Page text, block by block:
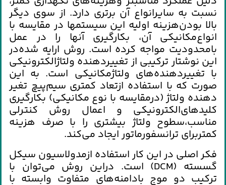
نسبت‌ به‌ سايرانواع‌ آن‌ برتري‌ دارد. از سوي‌ ديگر
بالا بودن‌هزينه‌ اوليه‌ اين‌ سيستمها در مقايسه‌ با
انواع‌مكانيكي‌ آن‌، بكارگيري‌ آنها را در عمل‌
بامحدوديت‌ مواجه‌ كرده‌ است‌. روش‌ ارايه‌ شده‌در
اين‌ نوشتار تركيبي‌ از تغييردهنده‌ ولتاژالكترونيكي‌
با تغييردهنده‌هاي‌ ولتاژمكانيكي‌ است‌. به‌ اين‌
صورت‌ كه‌ با استفاده‌ ازتعاد كمتري‌ سيم‌پيچ‌ تغير
دهنده‌ ولتاژ (درمقايسه‌ با نوع‌ مكانيكي‌) بكارگيري‌
كليدهاي‌الكترونيكي‌ و اعمال‌ روش‌ كنترلي‌
مناسب‌،سطوح‌ ولتاژ بيشتري‌ را با صرف‌ هزينه‌
كمتربراي‌ ترانسفورماتور ايجاد مي‌كند.
فكر اصلي‌ در اين‌ كار استفاده‌ ازمدولاسيون‌ سيكل‌
گسسته‌ (DCM) است‌. دراين‌ روش‌ مي‌توان‌ با
تركيب‌ دو موج‌ بادامنه‌هاي‌ متفاوت‌ وابسته‌ با